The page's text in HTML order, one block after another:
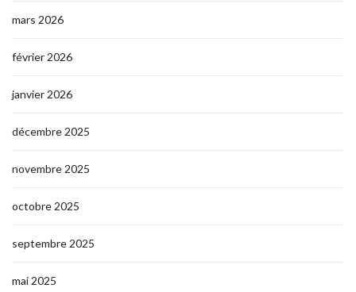
mars 2026
février 2026
janvier 2026
décembre 2025
novembre 2025
octobre 2025
septembre 2025
mai 2025